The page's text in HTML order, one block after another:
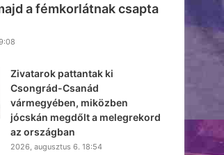
a fémkorlátnak csapta
Zivatarok pattantak ki
Csongrád-Csanád
vármegyében, miközben
jócskán megdőlt a melegrekord
az országban
2026, augusztus 6. 18:54